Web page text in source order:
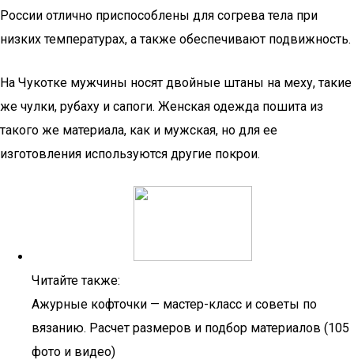
России отлично приспособлены для согрева тела при
низких температурах, а также обеспечивают подвижность.
На Чукотке мужчины носят двойные штаны на меху, такие
же чулки, рубаху и сапоги. Женская одежда пошита из
такого же материала, как и мужская, но для ее
изготовления используются другие покрои.
Читайте также:
Ажурные кофточки — мастер-класс и советы по
вязанию. Расчет размеров и подбор материалов (105
фото и видео)